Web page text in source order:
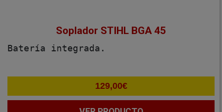
Soplador STIHL BGA 45
Batería integrada.
129,00€